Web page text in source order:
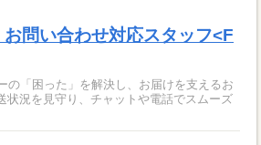
お問い合わせ対応スタッフ<F
の「困った」を解決し、お届けを支えるお
状況を見守り、チャットや電話でスムーズ